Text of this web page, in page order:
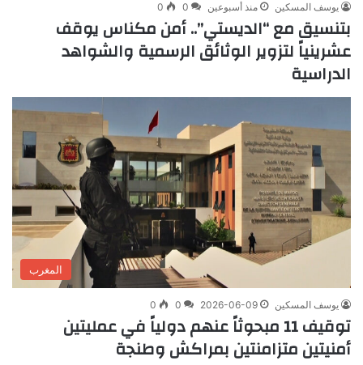
يوسف المسكين منذ أسبوعين 0
0
بتنسيق مع “الديستي”.. أمن مكناس يوقف
عشرينياً لتزوير الوثائق الرسمية والشواهد
الدراسية
المغرب
يوسف المسكين 2026-06-09
0
0
توقيف 11 مبحوثاً عنهم دولياً في عمليتين
أمنيتين متزامنتين بمراكش وطنجة